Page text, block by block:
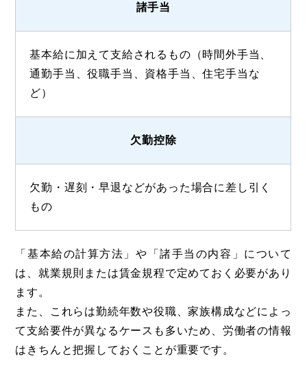
諸手当
基本給に加えて支給されるもの（時間外手当、
通勤手当、役職手当、資格手当、住宅手当な
ど）
欠勤控除
欠勤・遅刻・早退などがあった場合に差し引く
もの
「基本給の計算方法」や「諸手当の内容」について
は、就業規則または賃金規程で定めておく必要があり
ます。
また、これらは勤続年数や役職、家族構成などによっ
て支給要件が異なるケースも多いため、労働者の情報
はきちんと把握しておくことが重要です。